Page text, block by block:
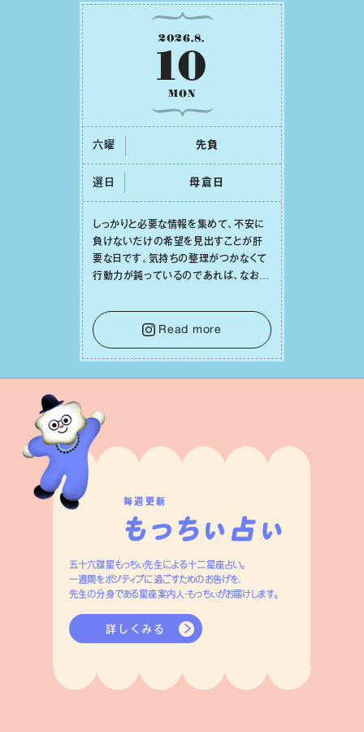
2026.8.
10
MON
六曜 先負
選日 ⺟倉⽇
しっかりと必要な情報を集めて、不安に
負けないだけの希望を⾒出すことが肝
要な⽇です。気持ちの整理がつかなくて
⾏動⼒が鈍っているのであれば、なおさ
を踏み出すのに役⽴つはず。また、広い
意味での「癒し」や「治療」が必要な⽇で
もあり、特に⼈間関係の改善は課題の⼀
つです。
Read more
毎週更新
五十六謀星もっちぃ先生による十二星座占い。
一週間をポジティブに過ごすためのお告げを、
先生の分身である星座案内人・もっちぃがお届けします。
詳しくみる